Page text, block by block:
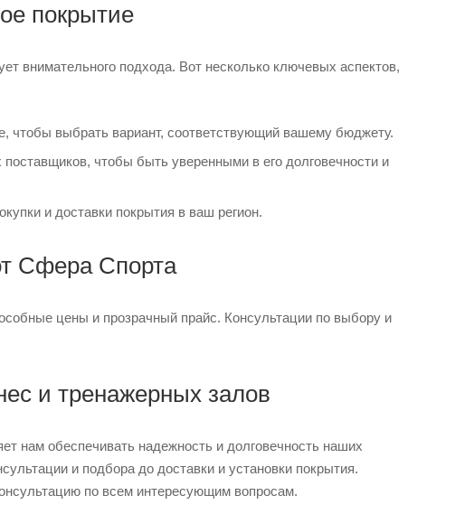
покрытие
внимательного подхода. Вот несколько ключевых аспектов,
чтобы выбрать вариант, соответствующий вашему бюджету.
чтобы быть уверенными в его долговечности и
и доставки покрытия в ваш регион.
Сфера Спорта
цены и прозрачный прайс. Консультации по выбору и
и тренажерных залов
нам обеспечивать надежность и долговечность наших
и подбора до доставки и установки покрытия.
по всем интересующим вопросам.